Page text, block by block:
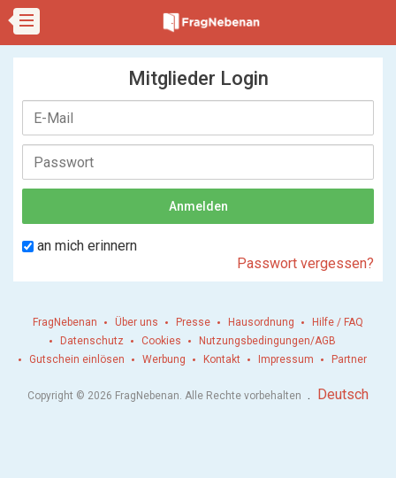
Mitglieder Login
an mich erinnern
Passwort vergessen?
FragNebenan Über uns Presse Hausordnung
Hilfe / FAQ
Datenschutz
Cookies
Nutzungsbedingungen/AGB
Gutschein einlösen
Werbung Kontakt Impressum Partner
Copyright © 2026 FragNebenan. Alle Rechte vorbehalten . Deutsch